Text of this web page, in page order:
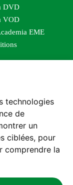
technologies
de
un
ciblées, pour
comprendre la
DVD
VOD
EME